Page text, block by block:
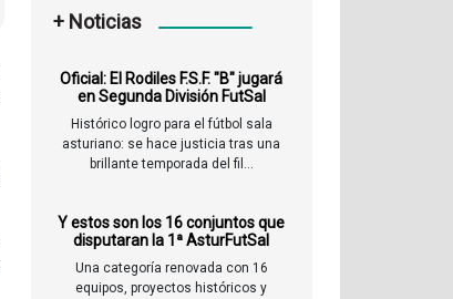
+ Noticias
Oficial: El Rodiles F.S.F. "B" jugará
en Segunda División FutSal
Histórico logro para el fútbol sala
asturiano: se hace justicia tras una
brillante temporada del fil...
Y estos son los 16 conjuntos que
disputaran la 1ª AsturFutSal
Una categoría renovada con 16
equipos, proyectos históricos y